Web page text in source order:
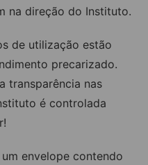
na direção do Instituto.
de utilização estão
precarizado.
transparência nas
é controlada
envelope contendo